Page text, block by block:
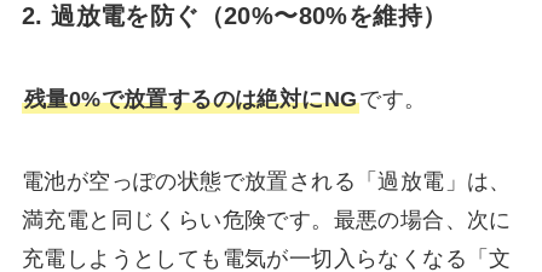
2. 過放電を防ぐ（20%〜80%を維持）
残量0%で放置するのは絶対にNGです。
電池が空っぽの状態で放置される「過放電」は、
満充電と同じくらい危険です。最悪の場合、次に
充電しようとしても電気が一切入らなくなる「文